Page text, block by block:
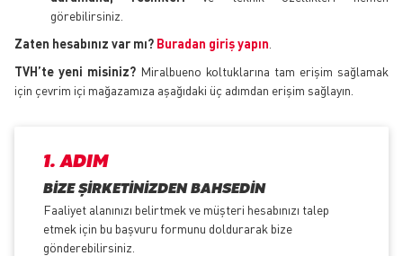
görebilirsiniz.
Zaten hesabınız var mı? Buradan giriş yapın
TVH’te yeni misiniz? Miralbueno koltuklarına tam erişim sağlamak
için çevrim içi mağazamıza aşağıdaki üç adımdan erişim sağlayın.
1. ADIM
BIZE ŞIRKETINIZDEN BAHSEDIN
Faaliyet alanınızı belirtmek ve müşteri hesabınızı talep
etmek için bu başvuru formunu doldurarak bize
gönderebilirsiniz.